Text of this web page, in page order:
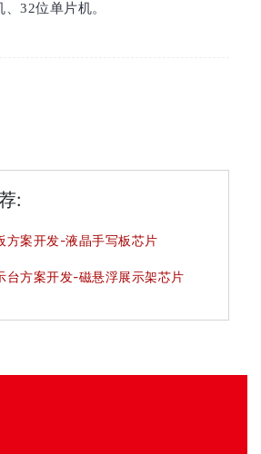
32位单片机。
:
方案开发-液晶手写板芯片
台方案开发-磁悬浮展示架芯片